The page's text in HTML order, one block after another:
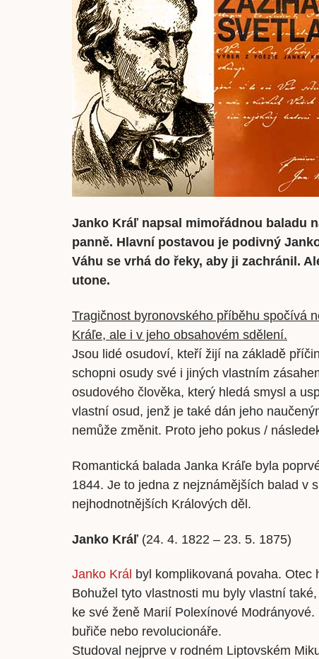
Janko Kráľ napsal mimořádnou baladu
panně. Hlavní postavou je podivný
Váhu se vrhá do řeky, aby ji zachránil.
utone.
Tragičnost byronovského příběhu spočívá
Kráľe, ale i v jeho obsahovém sdělení.
Jsou lidé osudoví, kteří žijí na základě
schopni osudy své i jiných vlastním
osudového člověka, který hledá smysl a
vlastní osud, jenž je také dán jeho
nemůže změnit. Proto jeho pokus /
Romantická balada Janka Kráľe byla
1844. Je to jedna z nejznámějších balad v
nejhodnotnějších Králových děl.
Janko Kráľ (24. 4. 1822 – 23. 5. 1875)
Janko Král byl komplikovaná povaha.
Bohužel tyto vlastnosti mu byly vlastní
ke své ženě Marií Polexínové
buřiče nebo revolucionáře.
Studoval nejprve v rodném Liptovském